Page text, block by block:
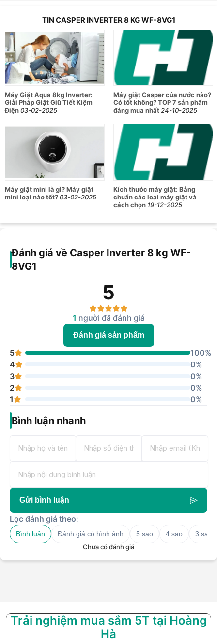
TIN CASPER INVERTER 8 KG WF-8VG1
Máy Giặt Aqua 8kg Inverter:
Giải Pháp Giặt Giũ Tiết Kiệm
Điện03-02-2025
Máy giặt Casper của nước nào?
Có tốt không? TOP 7 sản phẩm
đáng mua nhất24-10-2025
Máy giặt mini là gì? Máy giặt
mini loại nào tốt?03-02-2025
Kích thước máy giặt: Bảng
chuẩn các loại máy giặt và
cách chọn 19-12-2025
Đánh giá về Casper Inverter 8 kg WF-
8VG1
5
1 người đã đánh giá
Đánh giá sản phẩm
5
100%
4
0%
3
0%
2
0%
1
0%
Bình luận nhanh
Gửi bình luận
Lọc đánh giá theo:
Bình luận Đánh giá có hình ảnh 5 sao 4 sao
3 sao
Chưa có đánh giá
Trải nghiệm mua sắm 5T tại Hoàng
Hà